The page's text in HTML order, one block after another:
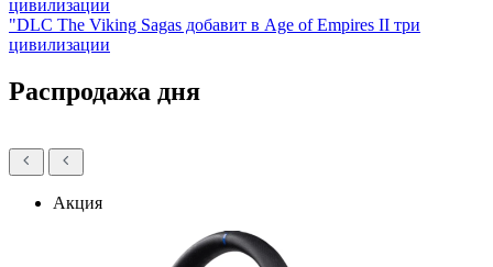
цивилизации
"DLC The Viking Sagas добавит в Age of Empires II три
цивилизации
Распродажа дня
Акция